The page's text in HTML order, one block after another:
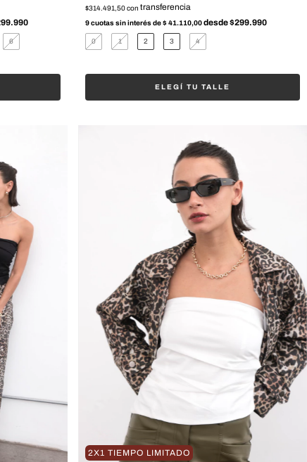
6
$314.491,50con
9 cuotas sin interés de$ 41.110,00
0 1 2 3 4
ELEGÍ TU TALLE
2X1 TIEMPO LIMITADO